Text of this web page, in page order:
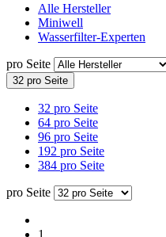
Alle Hersteller
Miniwell
Wasserfilter-Experten
pro Seite
32 pro Seite
32 pro Seite
64 pro Seite
96 pro Seite
192 pro Seite
384 pro Seite
pro Seite
1